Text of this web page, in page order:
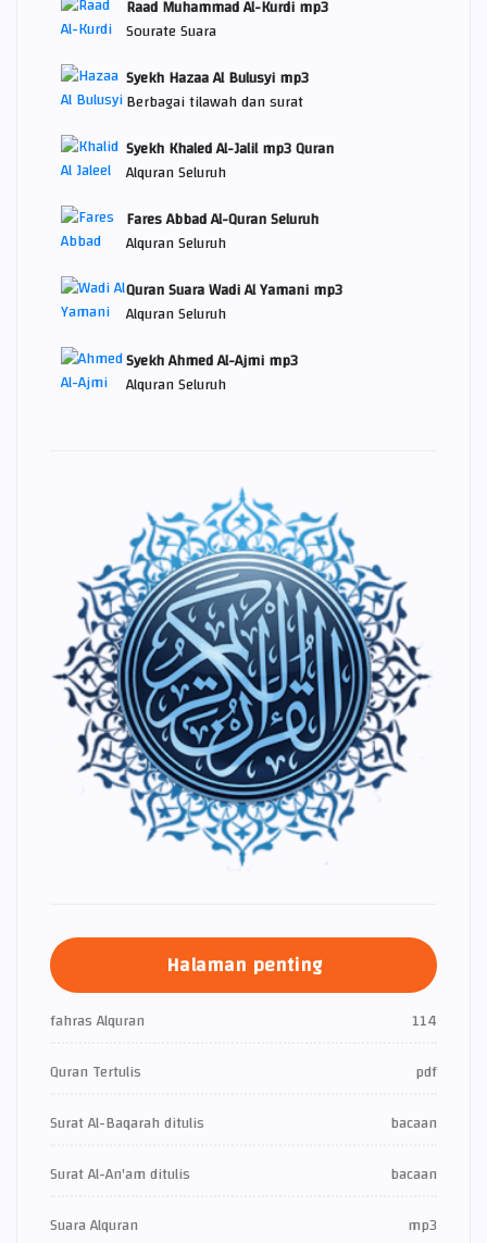
Raad Muhammad Al-Kurdi mp3
Sourate Suara
Syekh Hazaa Al Bulusyi mp3
Berbagai tilawah dan surat
Syekh Khaled Al-Jalil mp3 Quran
Alquran Seluruh
Fares Abbad Al-Quran Seluruh
Alquran Seluruh
Quran Suara Wadi Al Yamani mp3
Alquran Seluruh
Syekh Ahmed Al-Ajmi mp3
Alquran Seluruh
Halaman penting
fahras Alquran
114
Quran Tertulis
pdf
Surat Al-Baqarah ditulis
bacaan
Surat Al-An'am ditulis
bacaan
Suara Alquran
mp3